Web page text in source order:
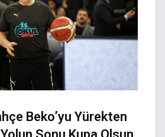
Beko’yu Yürekten